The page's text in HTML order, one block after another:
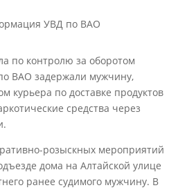
УВД по ВАО
по контролю за оборотом
ВАО задержали мужчину,
курьера по доставке продуктов
средства через
розыскных мероприятий
дома на Алтайской улице
ранее судимого мужчину. В